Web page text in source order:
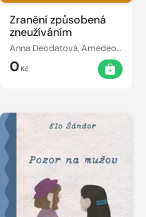
Zranění způsobená
zneužíváním
Anna Deodatová, Amedeo Cencini, Gottfried Ugolini
0Kč